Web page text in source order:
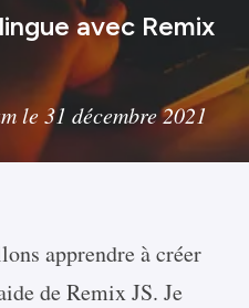
avec Remix
le 31 décembre 2021
apprendre à créer
de Remix JS. Je